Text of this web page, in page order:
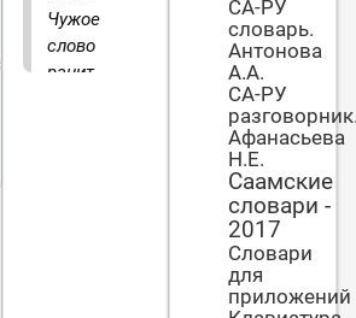
Чужое
слово
ранит
СА-РУ
словарь.
Антонова
А.А.
СА-РУ
Афанасьева
Н.Е.
Саамские
словари -
2017
Словари
для
приложений